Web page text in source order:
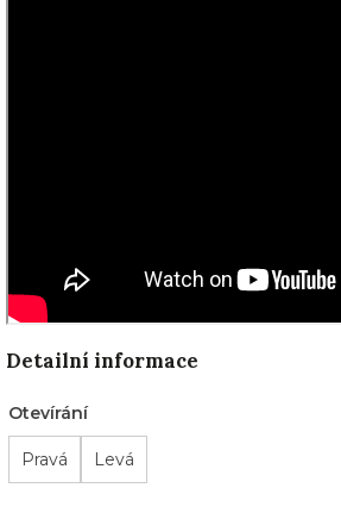
Detailní informace
Otevírání
Pravá Levá